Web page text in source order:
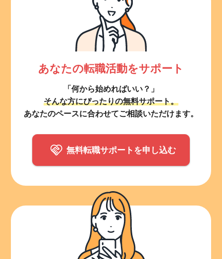
あなたの転職活動をサポート
「何から始めればいい？」
そんな方にぴったりの無料サポート。
あなたのペースに合わせてご相談いただけます。
無料転職サポートを申し込む